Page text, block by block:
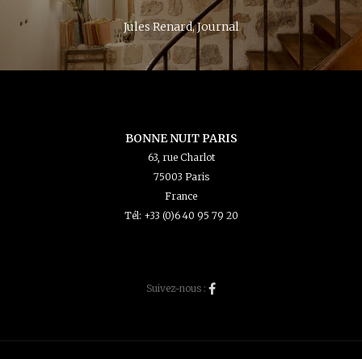
Jules Renard, Journal
Albert Camus
François Mauriac, La province
boutique où on vend les fleurs "
Jean Cocteau
Victor Hugo, Les Misérables
BONNE NUIT PARIS
63, rue Charlot
75003 Paris
France
Tél: +33 (0)6 40 95 79 20
Suivez-nous :